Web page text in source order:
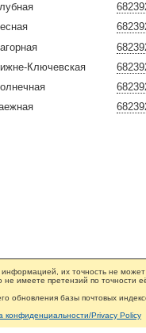
Ключевская
их точность не
имеете претензий по точности
обновления базы почтовых
конфиденциальности/Privacy Policy